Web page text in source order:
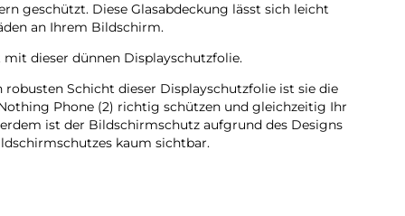
geschützt. Diese Glasabdeckung lässt sich leicht
an Ihrem Bildschirm.
dieser dünnen Displayschutzfolie.
robusten Schicht dieser Displayschutzfolie ist sie die
Phone (2) richtig schützen und gleichzeitig Ihr
ist der Bildschirmschutz aufgrund des Designs
kaum sichtbar.